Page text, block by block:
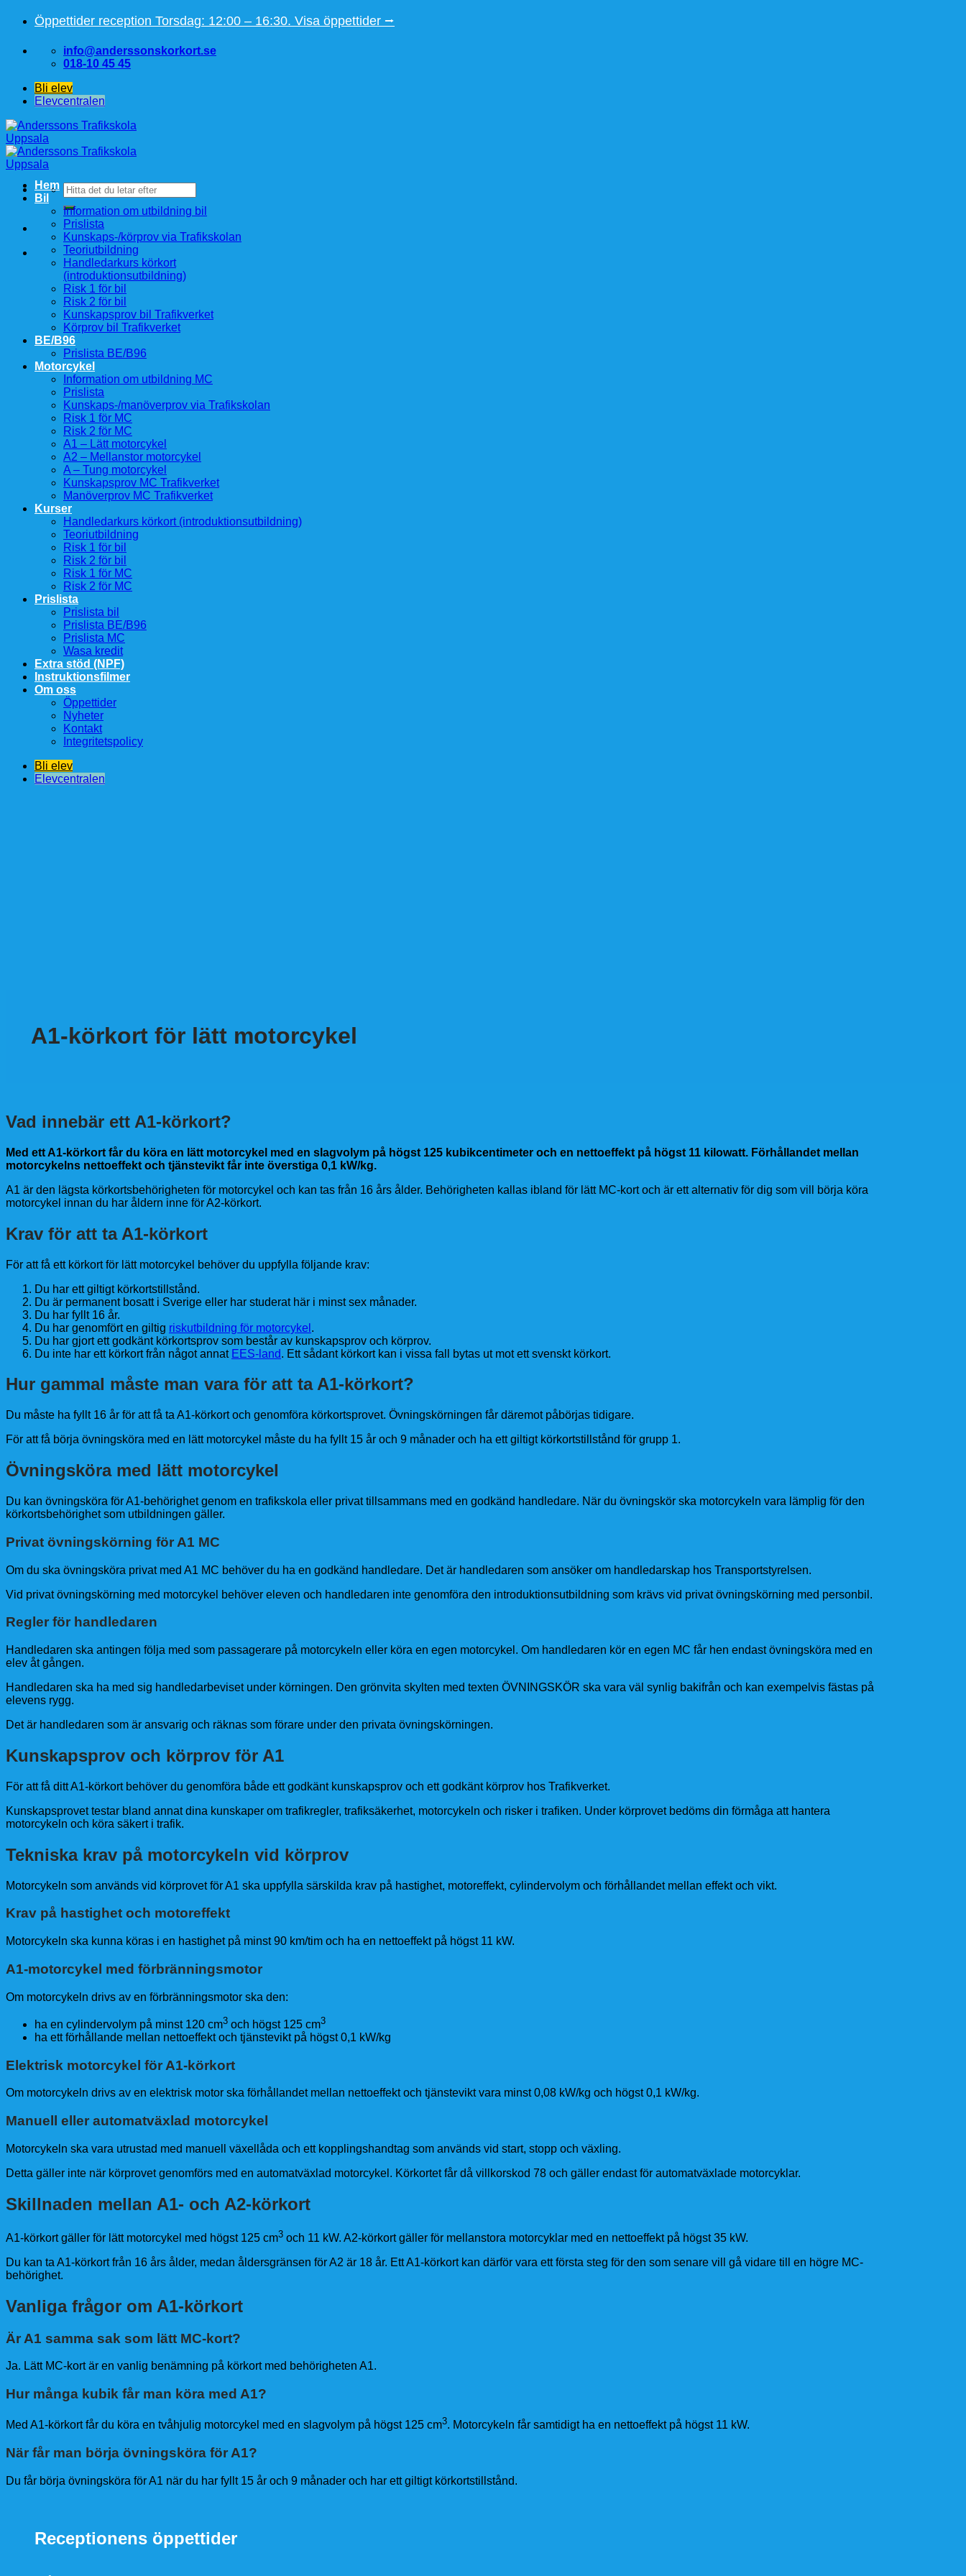
Öppettider reception Torsdag: 12:00 – 16:30. Visa öppettider ⭢
info@anderssonskorkort.se
018-10 45 45
Bli elev
Elevcentralen
Sök
efter:
Hem
Bil
Information om utbildning bil
Prislista
Kunskaps-/körprov via Trafikskolan
Teoriutbildning
Handledarkurs körkort
(introduktionsutbildning)
Risk 1 för bil
Risk 2 för bil
Kunskapsprov bil Trafikverket
Körprov bil Trafikverket
BE/B96
Prislista BE/B96
Motorcykel
Information om utbildning MC
Prislista
Kunskaps-/manöverprov via Trafikskolan
Risk 1 för MC
Risk 2 för MC
A1 – Lätt motorcykel
A2 – Mellanstor motorcykel
A – Tung motorcykel
Kunskapsprov MC Trafikverket
Manöverprov MC Trafikverket
Kurser
Handledarkurs körkort (introduktionsutbildning)
Teoriutbildning
Risk 1 för bil
Risk 2 för bil
Risk 1 för MC
Risk 2 för MC
Prislista
Prislista bil
Prislista BE/B96
Prislista MC
Wasa kredit
Extra stöd (NPF)
Instruktionsfilmer
Om oss
Öppettider
Nyheter
Kontakt
Integritetspolicy
Bli elev
Elevcentralen
A1-körkort för lätt motorcykel
Vad innebär ett A1-körkort?
Med ett A1-körkort får du köra en lätt motorcykel med en slagvolym på högst 125 kubikcentimeter och en nettoeffekt på högst 11 kilowatt. Förhållandet mellan
motorcykelns nettoeffekt och tjänstevikt får inte överstiga 0,1 kW/kg.
A1 är den lägsta körkortsbehörigheten för motorcykel och kan tas från 16 års ålder. Behörigheten kallas ibland för lätt MC-kort och är ett alternativ för dig som vill börja köra
motorcykel innan du har åldern inne för A2-körkort.
Krav för att ta A1-körkort
För att få ett körkort för lätt motorcykel behöver du uppfylla följande krav:
Du har ett giltigt körkortstillstånd.
Du är permanent bosatt i Sverige eller har studerat här i minst sex månader.
Du har fyllt 16 år.
Du har genomfört en giltig riskutbildning för motorcykel .
Du har gjort ett godkänt körkortsprov som består av kunskapsprov och körprov.
Du inte har ett körkort från något annat EES-land. Ett sådant körkort kan i vissa fall bytas ut mot ett svenskt körkort.
Hur gammal måste man vara för att ta A1-körkort?
Du måste ha fyllt 16 år för att få ta A1-körkort och genomföra körkortsprovet. Övningskörningen får däremot påbörjas tidigare.
För att få börja övningsköra med en lätt motorcykel måste du ha fyllt 15 år och 9 månader och ha ett giltigt körkortstillstånd för grupp 1.
Övningsköra med lätt motorcykel
Du kan övningsköra för A1-behörighet genom en trafikskola eller privat tillsammans med en godkänd handledare. När du övningskör ska motorcykeln vara lämplig för den
körkortsbehörighet som utbildningen gäller.
Privat övningskörning för A1 MC
Om du ska övningsköra privat med A1 MC behöver du ha en godkänd handledare. Det är handledaren som ansöker om handledarskap hos Transportstyrelsen.
Vid privat övningskörning med motorcykel behöver eleven och handledaren inte genomföra den introduktionsutbildning som krävs vid privat övningskörning med personbil.
Regler för handledaren
Handledaren ska antingen följa med som passagerare på motorcykeln eller köra en egen motorcykel. Om handledaren kör en egen MC får hen endast övningsköra med en
elev åt gången.
Handledaren ska ha med sig handledarbeviset under körningen. Den grönvita skylten med texten ÖVNINGSKÖR ska vara väl synlig bakifrån och kan exempelvis fästas på
elevens rygg.
Det är handledaren som är ansvarig och räknas som förare under den privata övningskörningen.
Kunskapsprov och körprov för A1
För att få ditt A1-körkort behöver du genomföra både ett godkänt kunskapsprov och ett godkänt körprov hos Trafikverket.
Kunskapsprovet testar bland annat dina kunskaper om trafikregler, trafiksäkerhet, motorcykeln och risker i trafiken. Under körprovet bedöms din förmåga att hantera
motorcykeln och köra säkert i trafik.
Tekniska krav på motorcykeln vid körprov
Motorcykeln som används vid körprovet för A1 ska uppfylla särskilda krav på hastighet, motoreffekt, cylindervolym och förhållandet mellan effekt och vikt.
Krav på hastighet och motoreffekt
Motorcykeln ska kunna köras i en hastighet på minst 90 km/tim och ha en nettoeffekt på högst 11 kW.
A1-motorcykel med förbränningsmotor
Om motorcykeln drivs av en förbränningsmotor ska den:
ha en cylindervolym på minst 120 cm3 och högst 125 cm3
ha ett förhållande mellan nettoeffekt och tjänstevikt på högst 0,1 kW/kg
Elektrisk motorcykel för A1-körkort
Om motorcykeln drivs av en elektrisk motor ska förhållandet mellan nettoeffekt och tjänstevikt vara minst 0,08 kW/kg och högst 0,1 kW/kg.
Manuell eller automatväxlad motorcykel
Motorcykeln ska vara utrustad med manuell växellåda och ett kopplingshandtag som används vid start, stopp och växling.
Detta gäller inte när körprovet genomförs med en automatväxlad motorcykel. Körkortet får då villkorskod 78 och gäller endast för automatväxlade motorcyklar.
Skillnaden mellan A1- och A2-körkort
A1-körkort gäller för lätt motorcykel med högst 125 cm3 och 11 kW. A2-körkort gäller för mellanstora motorcyklar med en nettoeffekt på högst 35 kW.
Du kan ta A1-körkort från 16 års ålder, medan åldersgränsen för A2 är 18 år. Ett A1-körkort kan därför vara ett första steg för den som senare vill gå vidare till en högre MC-
behörighet.
Vanliga frågor om A1-körkort
Är A1 samma sak som lätt MC-kort?
Ja. Lätt MC-kort är en vanlig benämning på körkort med behörigheten A1.
Hur många kubik får man köra med A1?
Med A1-körkort får du köra en tvåhjulig motorcykel med en slagvolym på högst 125 cm3. Motorcykeln får samtidigt ha en nettoeffekt på högst 11 kW.
När får man börja övningsköra för A1?
Du får börja övningsköra för A1 när du har fyllt 15 år och 9 månader och har ett giltigt körkortstillstånd.
Receptionens öppettider